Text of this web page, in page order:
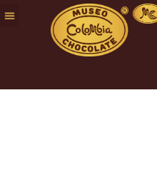
FUNDACIÓNNUESTRATRABAJA